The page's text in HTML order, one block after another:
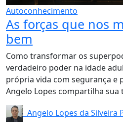
Autoconhecimento
As forças que nos
bem
Como transformar os
verdadeiro poder na idade
própria vida com segurança e
Angelo Lopes compartilha sua
Angelo Lopes da Silveira